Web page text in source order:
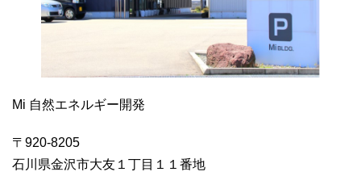
Mi 自然エネルギー開発
〒920-8205
石川県金沢市大友１丁目１１番地